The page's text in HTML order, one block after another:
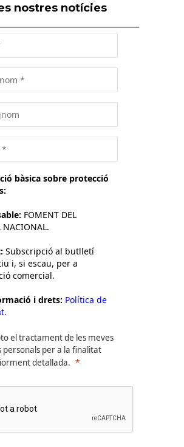
nostres notícies
bàsica sobre protecció
FOMENT DEL
NACIONAL.
Subscripció al butlletí
i, si escau, per a
comercial.
i drets: Política de
el tractament de les meves
personals per a la finalitat
detallada.